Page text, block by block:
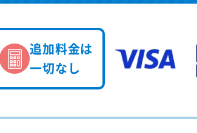
追加料金は
一切なし